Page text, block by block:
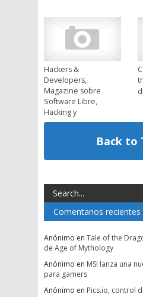
Hackers &
Developers,
Magazine sobre
Software Libre,
Hacking y
Programación→
Back to
Comentarios recientes
Anónimo en Tale of the
de Age of Mythology
Anónimo en MSI lanza una
para gamers
Anónimo en Pics.io, control